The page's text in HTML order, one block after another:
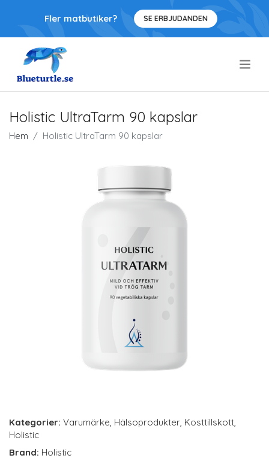
Fler matbutiker? SE ERBJUDANDEN
Holistic UltraTarm 90 kapslar
Hem Holistic UltraTarm 90 kapslar
Kategorier: Varumärke, Hälsoprodukter, Kosttillskott,
Holistic
Brand: Holistic